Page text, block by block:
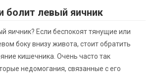
болит левый яичник
яичник? Если беспокоят тянущие или
боку внизу живота, стоит обратить
кишечника. Очень часто так
недомогания, связанные с его